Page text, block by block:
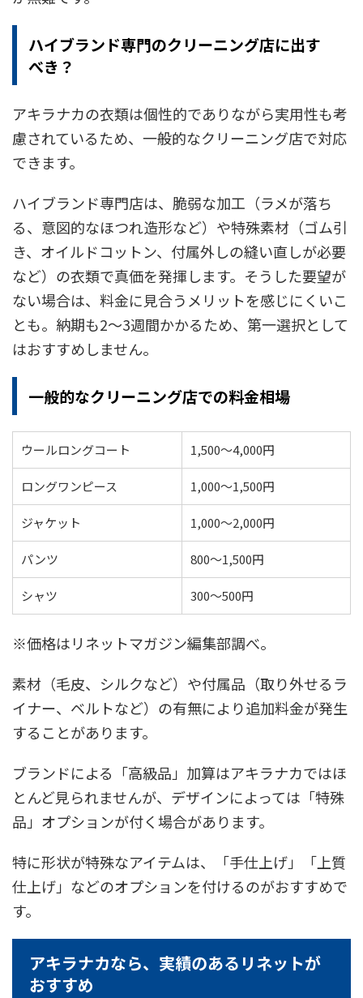
ハイブランド専門のクリーニング店に出す
べき？
アキラナカの衣類は個性的でありながら実用性も考
慮されているため、一般的なクリーニング店で対応
できます。
ハイブランド専門店は、脆弱な加工（ラメが落ち
る、意図的なほつれ造形など）や特殊素材（ゴム引
き、オイルドコットン、付属外しの縫い直しが必要
など）の衣類で真価を発揮します。そうした要望が
ない場合は、料金に見合うメリットを感じにくいこ
とも。納期も2〜3週間かかるため、第一選択として
はおすすめしません。
一般的なクリーニング店での料金相場
ウールロングコート 1,500〜4,000円
ロングワンピース 1,000〜1,500円
ジャケット 1,000〜2,000円
パンツ 800〜1,500円
シャツ 300〜500円
※価格はリネットマガジン編集部調べ。
素材（毛皮、シルクなど）や付属品（取り外せるラ
イナー、ベルトなど）の有無により追加料金が発生
することがあります。
ブランドによる「高級品」加算はアキラナカではほ
とんど見られませんが、デザインによっては「特殊
品」オプションが付く場合があります。
特に形状が特殊なアイテムは、「手仕上げ」「上質
仕上げ」などのオプションを付けるのがおすすめで
す。
アキラナカなら、実績のあるリネットが
おすすめ